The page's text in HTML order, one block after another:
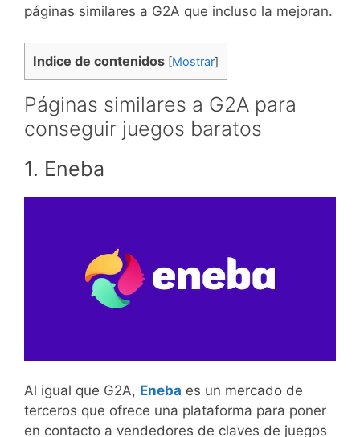
páginas similares a G2A que incluso la mejoran.
Indice de contenidos [Mostrar]
Páginas similares a G2A para
conseguir juegos baratos
1. Eneba
Al igual que G2A, Eneba es un mercado de
terceros que ofrece una plataforma para poner
en contacto a vendedores de claves de juegos